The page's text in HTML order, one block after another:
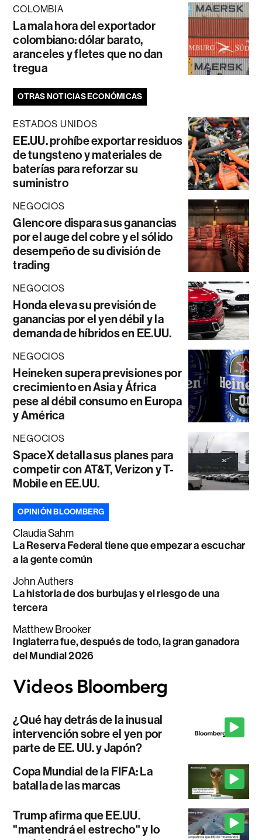
COLOMBIA
La mala hora del exportador
colombiano: dólar barato,
aranceles y fletes que no dan
tregua
OTRAS NOTICIAS ECONÓMICAS
ESTADOS UNIDOS
EE.UU. prohíbe exportar residuos
de tungsteno y materiales de
baterías para reforzar su
suministro
NEGOCIOS
Glencore dispara sus ganancias
por el auge del cobre y el sólido
desempeño de su división de
trading
NEGOCIOS
Honda eleva su previsión de
ganancias por el yen débil y la
demanda de híbridos en EE.UU.
NEGOCIOS
Heineken supera previsiones por
crecimiento en Asia y África
pese al débil consumo en Europa
y América
NEGOCIOS
SpaceX detalla sus planes para
competir con AT&T, Verizon y T-
Mobile en EE.UU.
OPINIÓN BLOOMBERG
Claudia Sahm
La Reserva Federal tiene que empezar a escuchar
a la gente común
John Authers
La historia de dos burbujas y el riesgo de una
tercera
Matthew Brooker
Inglaterra fue, después de todo, la gran ganadora
del Mundial 2026
¿Qué hay detrás de la inusual
intervención sobre el yen por
parte de EE. UU. y Japón?
Copa Mundial de la FIFA: La
batalla de las marcas
Trump afirma que EE.UU.
"mantendrá el estrecho" y lo